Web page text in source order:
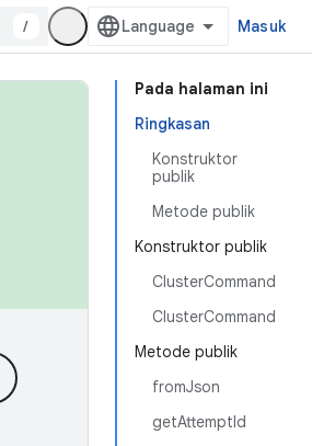
/ Masuk
Pada halaman ini
Ringkasan
Konstruktor
publik
Metode publik
Konstruktor publik
ClusterCommand
ClusterCommand
Metode publik
fromJson
getAttemptId